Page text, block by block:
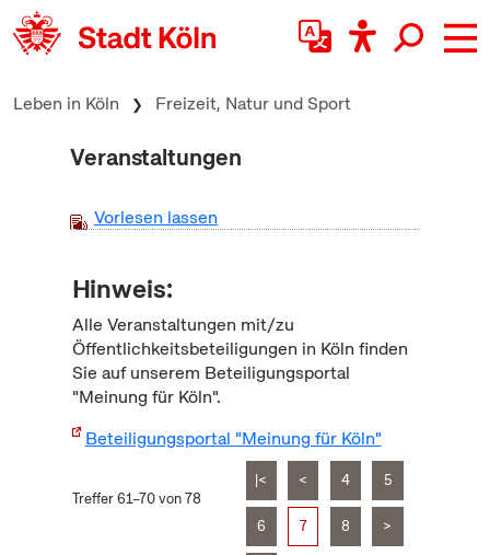
zum Inhalt springen
Leben in Köln Freizeit, Natur und Sport
Veranstaltungen
Vorlesen lassen
Hinweis:
Alle Veranstaltungen mit/zu
Öffentlichkeitsbeteiligungen in Köln finden
Sie auf unserem Beteiligungsportal
"Meinung für Köln".
Beteiligungsportal "Meinung für Köln"
Treffer 61–70 von 78
|< < 4 5
6 7 8 >